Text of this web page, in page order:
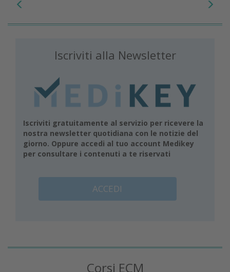
Iscriviti alla Newsletter
Iscriviti gratuitamente al servizio per ricevere la
nostra newsletter quotidiana con le notizie del
giorno. Oppure accedi al tuo account Medikey
per consultare i contenuti a te riservati
ACCEDI
Corsi ECM